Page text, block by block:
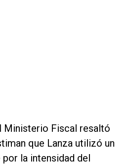
Ministerio Fiscal resaltó
que Lanza utilizó un
la intensidad del